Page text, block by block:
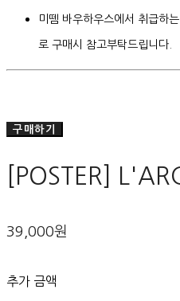
미뗌 바우하우스에서 취급하
로 구매시 참고부탁드립니다.
구매하기
[POSTER]
39,000원
추가 금액